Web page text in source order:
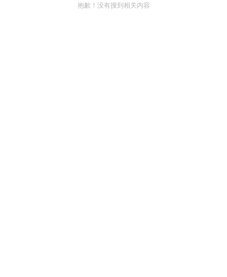
抱歉！没有搜到相关内容